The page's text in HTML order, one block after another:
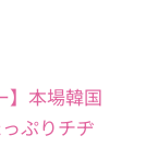
】本場韓国
ぷりチヂ